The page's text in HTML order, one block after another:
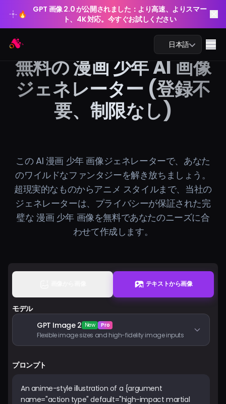
🔥
GPT 画像 2.0 が公開されました：より高速、よりスマー
ト、4K 対応。今すぐお試しください
日本語
AIチャット
AI画像
AI動画
AIツール
🔥
GPT 画像 2.0 が公開されました：より高速、よりスマー
無料の 漫画 少年 AI 画像
ジェネレーター (登録不
要、制限なし)
この AI 漫画 少年 画像ジェネレーターで、あなた
のワイルドなファンタジーを解き放ちましょう。
超現実的なものからアニメ スタイルまで、当社の
ジェネレーターは、プライバシーが保証された完
璧な 漫画 少年 画像を無料であなたのニーズに合
わせて作成します。
テキストから画像
モデル
GPT Image 2 New Pro
Flexible image sizes and high-fidelity image inputs
プロンプト